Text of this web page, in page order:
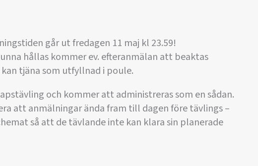
går ut fredagen 11 maj kl 23.59!
hållas kommer ev. efteranmälan att beaktas
tjäna som utfyllnad i poule.
och kommer att administreras som en sådan.
att anmälningar ända fram till dagen före tävlings –
så att de tävlande inte kan klara sin planerade